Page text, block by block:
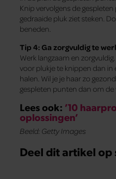
Knip vervolgens de
gedraaide pluk ziet steken.
beneden.
Tip 4: Ga zorgvuldigte
Werk langzaam en
voor plukje te knippen dan in
halen. Wil je je haar zo
gespleten punten dan om de
Lees ook: ’10
oplossingen’
Beeld: Getty Images
Deel dit artikel op